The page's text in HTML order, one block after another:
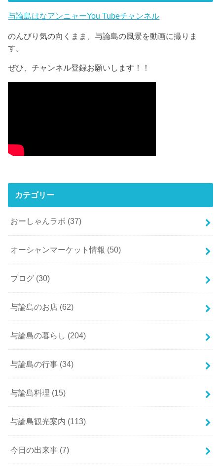
与論島はなアンニャーYou Tubeチャンネル
のんびり気の向くまま、与論島の風景を動画に撮りま
す。
ぜひ、チャンネル登録お願いします！！
カテゴリー
おーしゃんラボ (37)
オーシャンマーケット情報 (50)
ブログ (30)
与論島のお店 (62)
与論島の暮らし (204)
与論島の行事 (34)
与論島料理 (15)
与論島観光案内 (113)
今日の出来事 (7)